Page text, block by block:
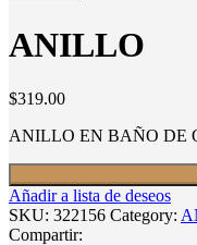
ANILLO
$319.00
ANILLO EN BAÑO DE
Añadir a lista de deseos
SKU: 322156 Category:
Compartir: